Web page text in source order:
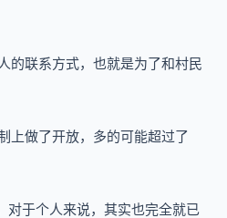
的联系方式，也就是为了和村民
上做了开放，多的可能超过了
于个人来说，其实也完全就已